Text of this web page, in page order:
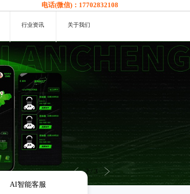
电话(微信)： 17702832108
行业资讯 关于我们
3 / 3
AI智能客服